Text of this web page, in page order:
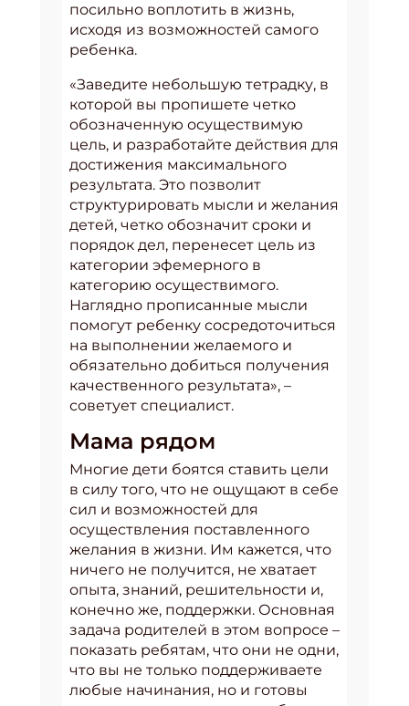
посильно воплотить в жизнь,
исходя из возможностей самого
ребенка.
«Заведите небольшую тетрадку, в
которой вы пропишете четко
обозначенную осуществимую
цель, и разработайте действия для
достижения максимального
результата. Это позволит
структурировать мысли и желания
детей, четко обозначит сроки и
порядок дел, перенесет цель из
категории эфемерного в
категорию осуществимого.
Наглядно прописанные мысли
помогут ребенку сосредоточиться
на выполнении желаемого и
обязательно добиться получения
качественного результата», –
советует специалист.
Мама рядом
Многие дети боятся ставить цели
в силу того, что не ощущают в себе
сил и возможностей для
осуществления поставленного
желания в жизни. Им кажется, что
ничего не получится, не хватает
опыта, знаний, решительности и,
конечно же, поддержки. Основная
задача родителей в этом вопросе –
показать ребятам, что они не одни,
что вы не только поддерживаете
любые начинания, но и готовы